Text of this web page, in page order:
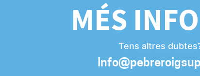
MÉS
Tens altres